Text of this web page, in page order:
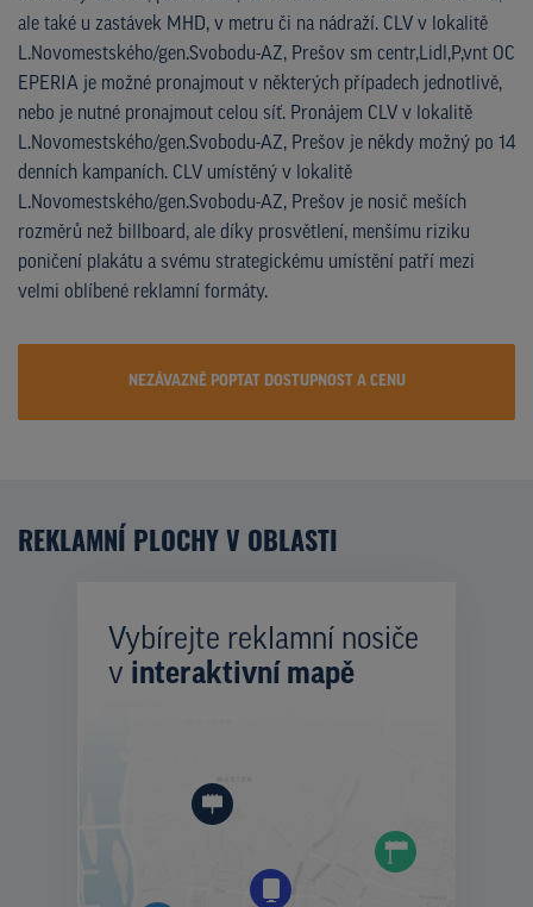
ale také u zastávek MHD, v metru či na nádraží. CLV v lokalitě
L.Novomestského/gen.Svobodu-AZ, Prešov sm centr,Lidl,P,vnt OC
EPERIA je možné pronajmout v některých případech jednotlivě,
nebo je nutné pronajmout celou síť. Pronájem CLV v lokalitě
L.Novomestského/gen.Svobodu-AZ, Prešov je někdy možný po 14
denních kampaních. CLV umístěný v lokalitě
L.Novomestského/gen.Svobodu-AZ, Prešov je nosič meších
rozměrů než billboard, ale díky prosvětlení, menšímu riziku
poničení plakátu a svému strategickému umístění patří mezi
velmi oblíbené reklamní formáty.
NEZÁVAZNĚ POPTAT DOSTUPNOST A CENU
REKLAMNÍ PLOCHY V OBLASTI
Vybírejte reklamní nosiče
v interaktivní mapě